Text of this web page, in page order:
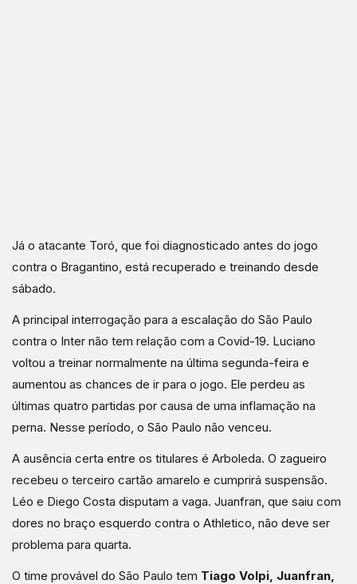
Já o atacante Toró, que foi diagnosticado antes do jogo
contra o Bragantino, está recuperado e treinando desde
sábado.
A principal interrogação para a escalação do São Paulo
contra o Inter não tem relação com a Covid-19. Luciano
voltou a treinar normalmente na última segunda-feira e
aumentou as chances de ir para o jogo. Ele perdeu as
últimas quatro partidas por causa de uma inflamação na
perna. Nesse período, o São Paulo não venceu.
A ausência certa entre os titulares é Arboleda. O zagueiro
recebeu o terceiro cartão amarelo e cumprirá suspensão.
Léo e Diego Costa disputam a vaga. Juanfran, que saiu com
dores no braço esquerdo contra o Athletico, não deve ser
problema para quarta.
O time provável do São Paulo tem Tiago Volpi, Juanfran,